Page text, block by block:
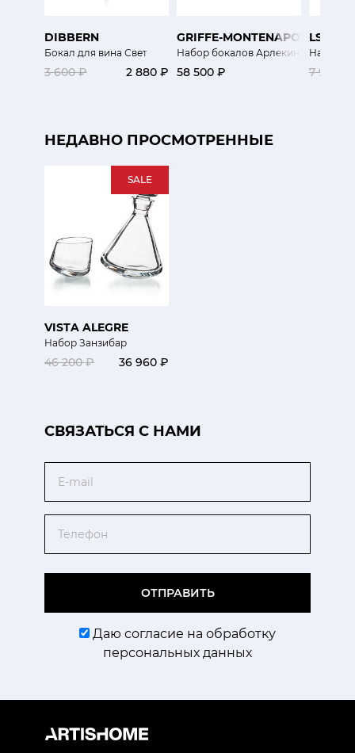
DIBBERN
Бокал для вина Свет
3 600 ₽ 2 880 ₽
GRIFFE-MONTENAPOLEONE
Набор бокалов Арлекин
58 500 ₽
LSA
Набор
7 900 ₽
НЕДАВНО ПРОСМОТРЕННЫЕ
SALE
VISTA ALEGRE
Набор Занзибар
46 200 ₽ 36 960 ₽
CВЯЗАТЬСЯ С НАМИ
ОТПРАВИТЬ
Даю согласие на обработку
персональных данных